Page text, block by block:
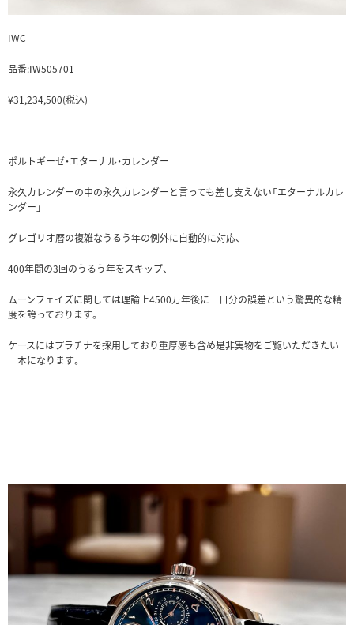
IWC
品番:IW505701
¥31,234,500(税込)
ポルトギーゼ・エターナル・カレンダー
永久カレンダーの中の永久カレンダーと言っても差し支えない「エターナルカレ
ンダー」
グレゴリオ暦の複雑なうるう年の例外に自動的に対応、
400年間の3回のうるう年をスキップ、
ムーンフェイズに関しては理論上4500万年後に一日分の誤差という驚異的な精
度を誇っております。
ケースにはプラチナを採用しており重厚感も含め是非実物をご覧いただきたい
一本になります。